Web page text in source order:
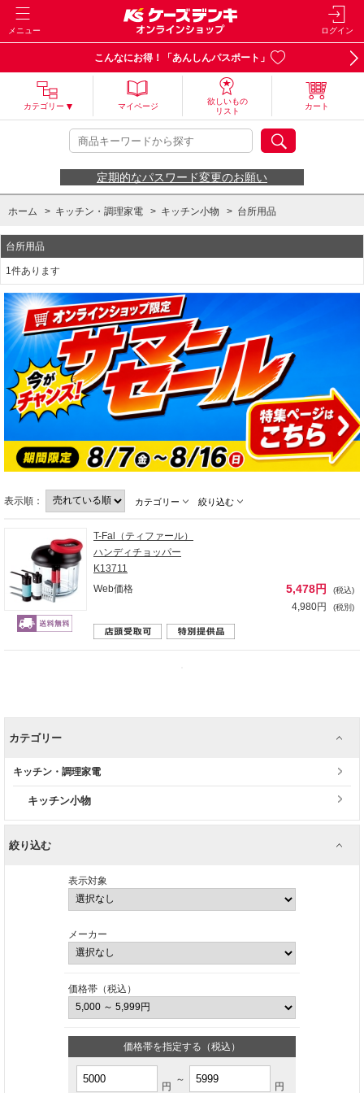
メニュー ログイン
こんなにお得！「あんしんパスポート」
カテゴリー マイページ
欲しいもの
リスト
カート
定期的なパスワード変更のお願い
ホーム > キッチン・調理家電 > キッチン小物 > 台所用品
台所用品
1件あります
表示順： カテゴリー 絞り込む
T-Fal（ティファール）
ハンディチョッパー
K13711
Web価格
5,478円 (税込)
4,980円 (税別)
カテゴリー
キッチン・調理家電
キッチン小物
絞り込む
表示対象
メーカー
価格帯（税込）
価格帯を指定する（税込）
円
～
円